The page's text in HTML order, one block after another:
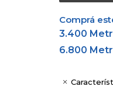
Comprá
3.400
6.800